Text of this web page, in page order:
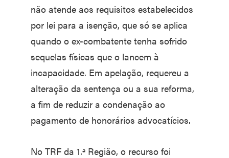
não atende aos requisitos estabelecidos
por lei para a isenção, que só se aplica
quando o ex-combatente tenha sofrido
sequelas físicas que o lancem à
incapacidade. Em apelação, requereu a
alteração da sentença ou a sua reforma,
a fim de reduzir a condenação ao
pagamento de honorários advocatícios.
No TRF da 1.ª Região, o recurso foi